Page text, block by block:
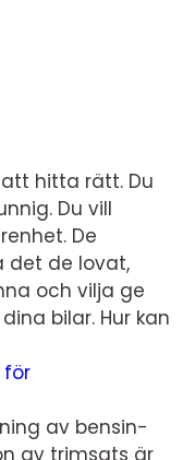
hitta rätt. Du
Du vill
De
det de lovat,
och vilja ge
bilar. Hur kan
för
av bensin-
av trimsats är